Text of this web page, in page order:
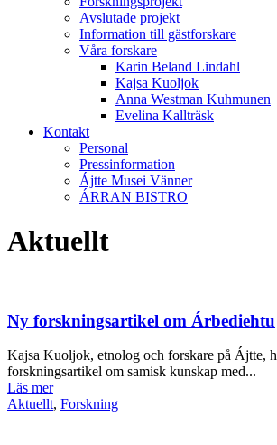
Avslutade projekt
Information till gästforskare
Våra forskare
Karin Beland Lindahl
Kajsa Kuoljok
Anna Westman Kuhmunen
Evelina Kallträsk
Kontakt
Personal
Pressinformation
Ájtte Musei Vänner
ÁRRAN BISTRO
Aktuellt
Ny forskningsartikel om Árbediehtu
Kajsa Kuoljok, etnolog och forskare på Ájtte,
forskningsartikel om samisk kunskap med...
Läs mer
Aktuellt, Forskning